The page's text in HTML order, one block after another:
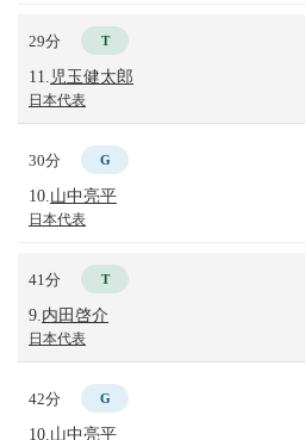
29分 T
11. 児玉健太郎
日本代表
30分 G
10. 山中亮平
日本代表
41分 T
9. 内田啓介
日本代表
42分 G
10. 山中亮平